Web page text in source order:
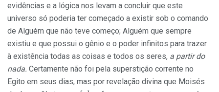
evidências e a lógica nos levam a concluir que este
universo só poderia ter começado a existir sob o comando
de Alguém que não teve começo; Alguém que sempre
existiu e que possui o gênio e o poder infinitos para trazer
à existência todas as coisas e todos os seres, a partir do
nada. Certamente não foi pela superstição corrente no
Egito em seus dias, mas por revelação divina que Moisés